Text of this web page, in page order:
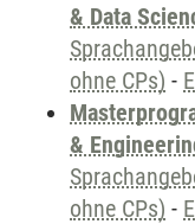
& Data
ohne CPs) -
&
ohne CPs) -